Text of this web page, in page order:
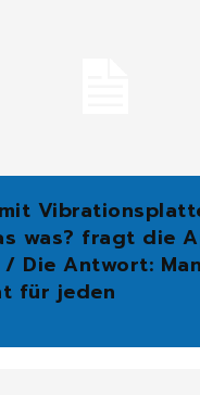
was? fragt die
/ Die Antwort:
für jeden